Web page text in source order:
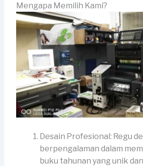
Mengapa Memilih Kami?
Desain Profesional: Regu
berpengalaman dalam
buku tahunan yang unik